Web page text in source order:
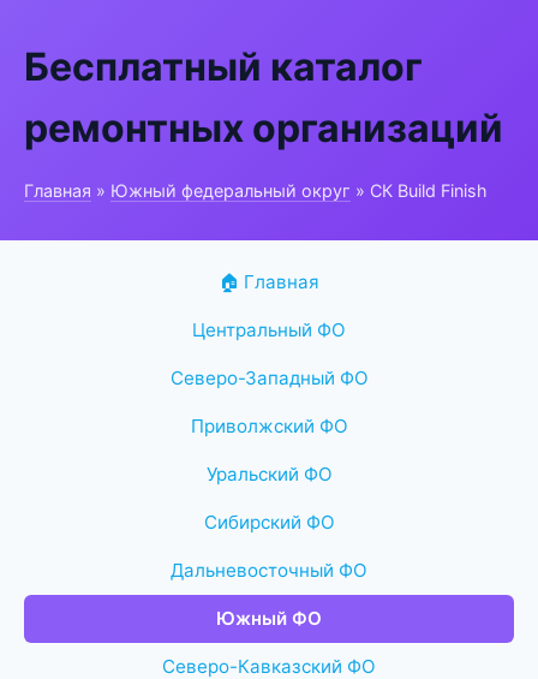
Бесплатный каталог
ремонтных организаций
Главная » Южный федеральный округ » СК Build Finish
🏠 Главная
Центральный ФО
Северо-Западный ФО
Приволжский ФО
Уральский ФО
Сибирский ФО
Дальневосточный ФО
Южный ФО
Северо-Кавказский ФО